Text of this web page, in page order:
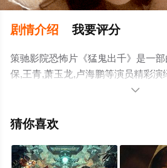
剧情介绍 我要评分
策驰影院恐怖片《猛鬼出千》是一
保,王青,萧玉龙,卢海鹏等演员精彩演
费观看高清无删减完整版电影大全
解。

猜你喜欢